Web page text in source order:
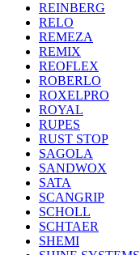
REINBERG
RELO
REMEZA
REMIX
REOFLEX
ROBERLO
ROXELPRO
ROYAL
RUPES
RUST STOP
SAGOLA
SANDWOX
SATA
SCANGRIP
SCHOLL
SCHTAER
SHEMI